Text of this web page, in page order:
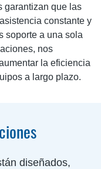
garantizan que las
constante y
soporte a una sola
nos
la eficiencia
a largo plazo.
diseñados,